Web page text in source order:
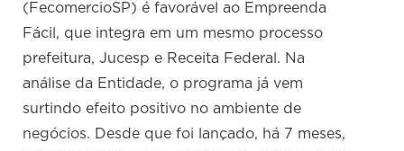
(FecomercioSP) é favorável ao Empreenda
Fácil, que integra em um mesmo processo
prefeitura, Jucesp e Receita Federal. Na
análise da Entidade, o programa já vem
surtindo efeito positivo no ambiente de
negócios. Desde que foi lançado, há 7 meses,